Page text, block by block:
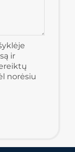
ir
norėsiu